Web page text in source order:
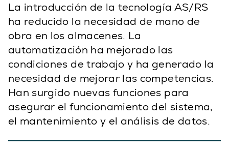
La introducción de la tecnología AS/RS
ha reducido la necesidad de mano de
obra en los almacenes. La
automatización ha mejorado las
condiciones de trabajo y ha generado la
necesidad de mejorar las competencias.
Han surgido nuevas funciones para
asegurar el funcionamiento del sistema,
el mantenimiento y el análisis de datos.